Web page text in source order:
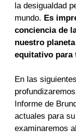
la desigualdad
mundo. Es
conciencia de
nuestro
equitativo para
En las
Informe de
actuales para
examinaremos